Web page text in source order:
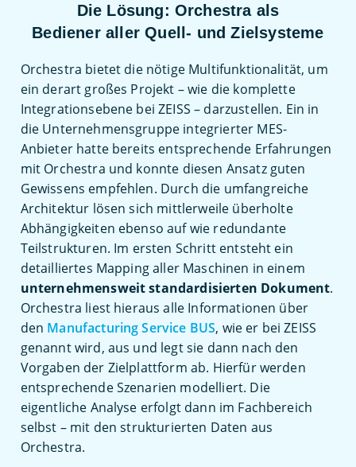
Die Lösung: Orchestra als
Bediener aller Quell- und Zielsysteme
Orchestra bietet die nötige Multifunktionalität, um
ein derart großes Projekt – wie die komplette
Integrationsebene bei ZEISS – darzustellen. Ein in
die Unternehmensgruppe integrierter MES-
Anbieter hatte bereits entsprechende Erfahrungen
mit Orchestra und konnte diesen Ansatz guten
Gewissens empfehlen. Durch die umfangreiche
Architektur lösen sich mittlerweile überholte
Abhängigkeiten ebenso auf wie redundante
Teilstrukturen. Im ersten Schritt entsteht ein
detailliertes Mapping aller Maschinen in einem
unternehmensweit standardisierten Dokument.
Orchestra liest hieraus alle Informationen über
den Manufacturing Service BUS, wie er bei ZEISS
genannt wird, aus und legt sie dann nach den
Vorgaben der Zielplattform ab. Hierfür werden
entsprechende Szenarien modelliert. Die
eigentliche Analyse erfolgt dann im Fachbereich
selbst – mit den strukturierten Daten aus
Orchestra.